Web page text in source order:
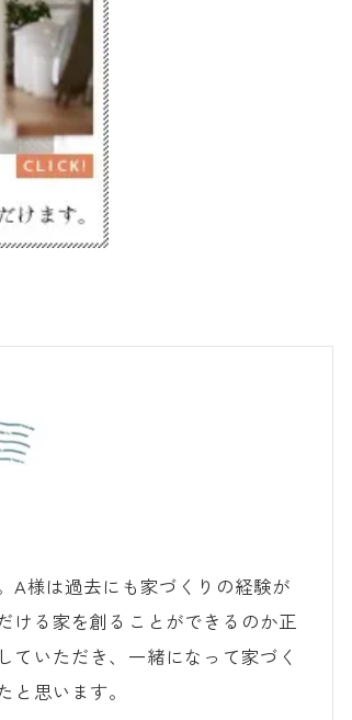
A様は過去にも家づくりの経験が
ける家を創ることができるのか正
いただき、一緒になって家づく
思います。